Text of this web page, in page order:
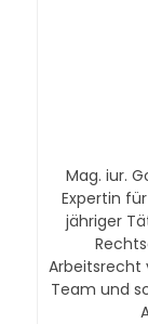
Mag. iur.
Expertin
jähriger
Arbeitsrecht
Team und